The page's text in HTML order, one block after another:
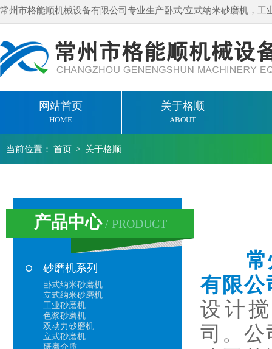
常州市格能顺机械设备有限公司专业生产卧式/立式纳米砂磨机，工
网站首页
HOME
关于格顺
ABOUT
当前位置： 首页 > 关于格顺
产品中心/ PRODUCT
砂磨机系列
卧式纳米砂磨机
立式纳米砂磨机
工业砂磨机
色浆砂磨机
双动力砂磨机
立式砂磨机
研磨介质
常州
有限公
设计
司。公